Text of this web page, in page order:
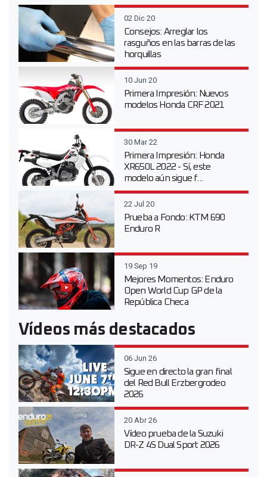
02 Dic 20
Consejos: Arreglar los
rasguños en las barras de las
horquillas
10 Jun 20
Primera Impresión: Nuevos
modelos Honda CRF 2021
30 Mar 22
Primera Impresión: Honda
XR650L 2022 - Sí, este
modelo aún sigue f...
22 Jul 20
Prueba a Fondo: KTM 690
Enduro R
19 Sep 19
Mejores Momentos: Enduro
Open World Cup GP de la
República Checa
Vídeos más destacados
06 Jun 26
Sigue en directo la gran final
del Red Bull Erzbergrodeo
2026
20 Abr 26
Vídeo prueba de la Suzuki
DR-Z 4S Dual Sport 2026